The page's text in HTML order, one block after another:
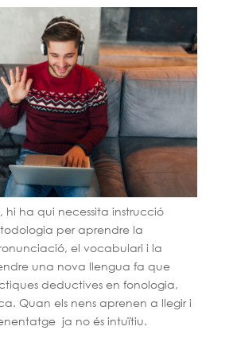
hi ha qui necessita instrucció
per aprendre la
el vocabulari i la
una nova llengua fa que
deductives en fonologia,
Quan els nens aprenen a llegir i
ja no és intuïtiu.